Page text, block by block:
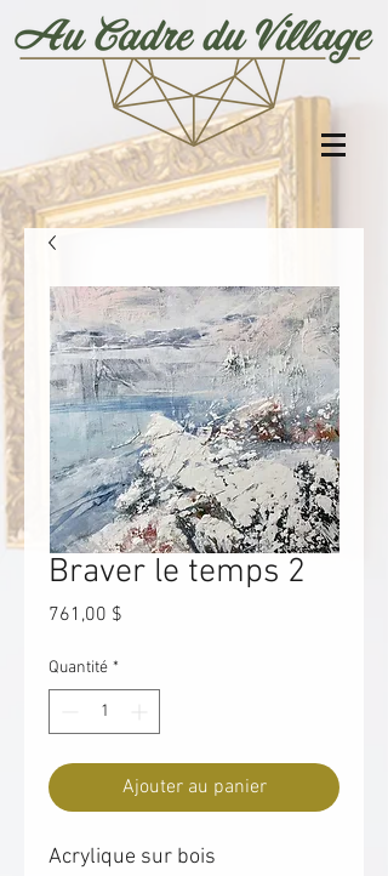
Braver le temps 2
761,00 $
Quantité *
Ajouter au panier
Acrylique sur bois